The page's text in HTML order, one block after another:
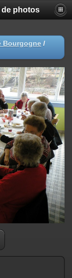
de photos
Bourgogne /